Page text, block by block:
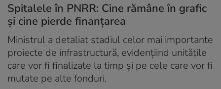
Spitalele în PNRR: Cine rămâne în grafic
și cine pierde finanțarea
Ministrul a detaliat stadiul celor mai importante
proiecte de infrastructură, evidențiind unitățile
care vor fi finalizate la timp și pe cele care vor fi
mutate pe alte fonduri.